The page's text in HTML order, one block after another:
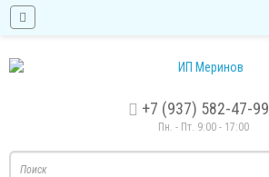
+7 (937) 582-47-99
Пн. - Пт. 9:00 - 17:00